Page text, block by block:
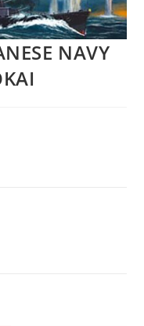
NAVY